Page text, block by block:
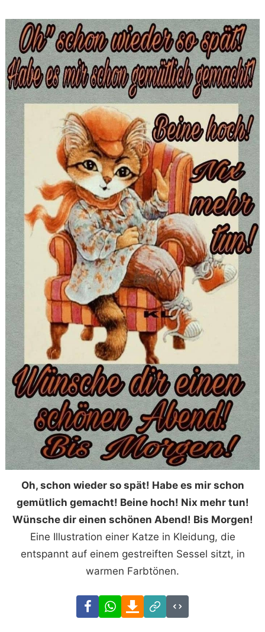
Oh, schon wieder so spät! Habe es mir schon
gemütlich gemacht! Beine hoch! Nix mehr tun!
Wünsche dir einen schönen Abend! Bis Morgen!
Eine Illustration einer Katze in Kleidung, die
entspannt auf einem gestreiften Sessel sitzt, in
warmen Farbtönen.
FacebookWhatsAppDownload
Link
Code